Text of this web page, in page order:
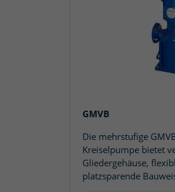
GMVB
Die mehrstufige
Kreiselpumpe bietet
Gliedergehäuse,
platzsparende